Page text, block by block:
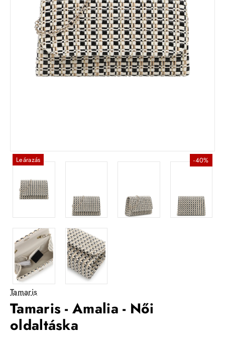
Leárazás -40%
Tamaris
Tamaris - Amalia - Női
oldaltáska